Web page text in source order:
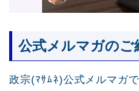
公式メルマガのご
政宗(ﾏｻﾑﾈ)公式メルマガ